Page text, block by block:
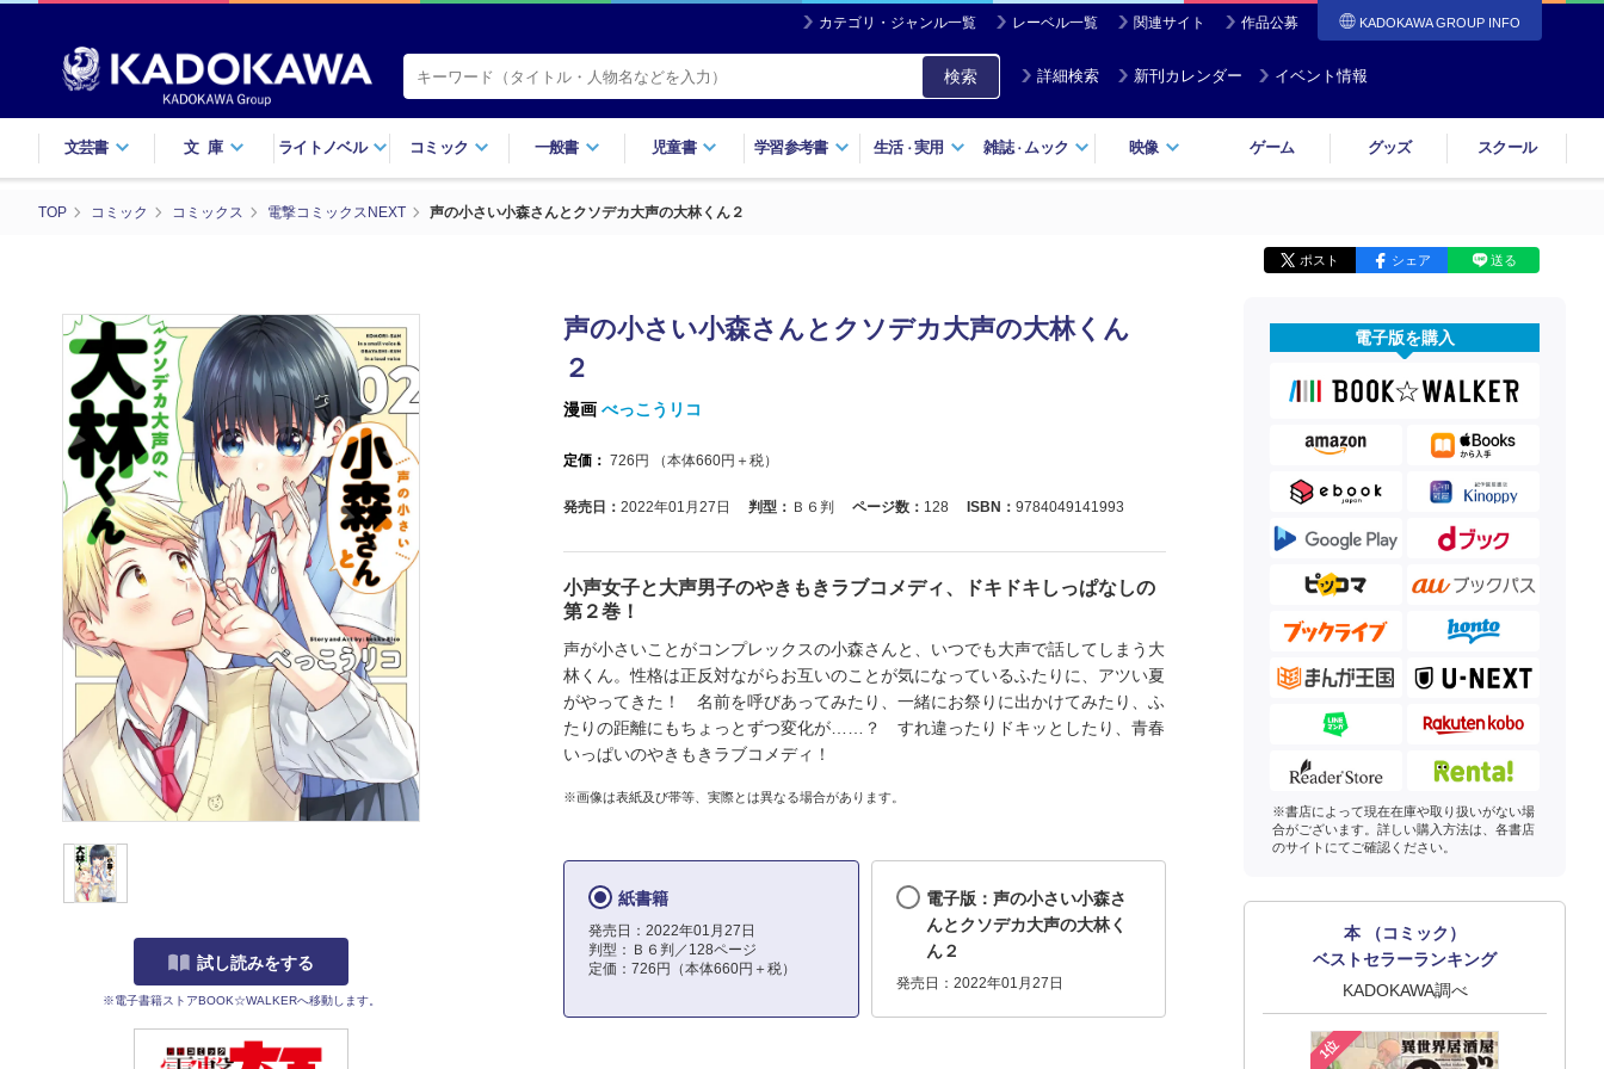
カテゴリ・ジャンル一覧 レーベル一覧 関連サイト 作品公募 KADOKAWA GROUP INFO
検索 詳細検索 新刊カレンダー イベント情報
文芸書 文庫 ライトノベル コミック 一般書 児童書 学習参考書 生活・実用 雑誌・ ムック 映像 ゲーム グッズ スクール
TOP コミック コミックス 電撃コミックスNEXT 声の小さい小森さんとクソデカ大声の大林くん２
ポスト シェア 送る
試し読みをする
※電子書籍ストアBOOK☆WALKERへ移動します。
声の小さい小森さんとクソデカ大声の大林くん
２
漫画 べっこうリコ
定価： 726 円 （本体660円＋税）
発売日： 2022年01月27日 判型： Ｂ６判 ページ数： 128 ISBN： 9784049141993
小声女子と大声男子のやきもきラブコメディ、ドキドキしっぱなしの
第２巻！
声が小さいことがコンプレックスの小森さんと、いつでも大声で話してしまう大
林くん。性格は正反対ながらお互いのことが気になっているふたりに、アツい夏
がやってきた！ 名前を呼びあってみたり、一緒にお祭りに出かけてみたり、ふ
たりの距離にもちょっとずつ変化が……？ すれ違ったりドキッとしたり、青春
いっぱいのやきもきラブコメディ！
※画像は表紙及び帯等、実際とは異なる場合があります。
紙書籍
発売日：2022年01月27日
判型：Ｂ６判／128ページ
定価：726円（本体660円＋税）
電子版：声の小さい小森さ
んとクソデカ大声の大林く
ん２
発売日：2022年01月27日
電子版を購入
※書店によって現在在庫や取り扱いがない場
合がございます。詳しい購入方法は、各書店
のサイトにてご確認ください。
本 （コミック）
ベストセラーランキング
KADOKAWA調べ
1位